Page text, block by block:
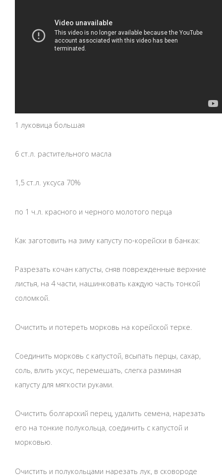
1 луковица большая
6 ст.л. растительного масла
1,5 ст.л. уксуса 70%
по 1 ч.л. красного и черного молотого перца
Как заготовить на зиму капусту по-корейски в банках:
Разрезать кочан капусты, сняв поврежденные верхние
листья, на 4 части, нашинковать каждую часть тонкой
соломкой.
Очистить и потереть морковь на корейской терке.
Соединить морковь с капустой, всыпать перцы, сахар,
соль, влить уксус, перемешать, слегка разминая
капусту для мягкости руками.
Очистить болгарский перец, удалить семена, нарезать
его на тонкие полукольца, соединить с капустой и
морковью.
Очистить и полукольцами нарезать лук, в сковороде